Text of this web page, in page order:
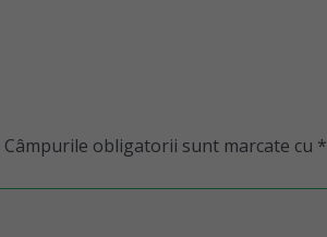
Câmpurile obligatorii sunt marcate cu *